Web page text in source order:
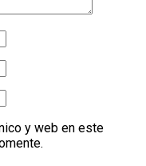
y web en este